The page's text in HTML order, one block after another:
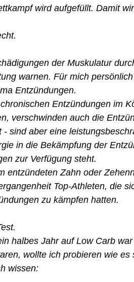
wird aufgefüllt. Damit
der Muskulatur
warnen. Für mich
Entzündungen.
Entzündungen im
verschwinden auch die
sind aber eine
in die Bekämpfung der
zur Verfügung steht.
entzündeten Zahn oder
Top-Athleten, die
zu kämpfen hatten.
halbes Jahr auf Low Carb
wollte ich probieren wie es
wissen: